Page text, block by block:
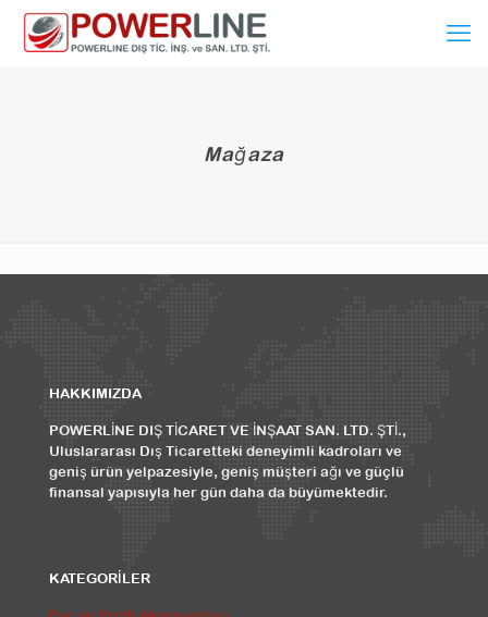
Mağaza
HAKKIMIZDA
POWERLİNE DIŞ TİCARET VE İNŞAAT SAN. LTD. ŞTİ.,
Uluslararası Dış Ticaretteki deneyimli kadroları ve
geniş ürün yelpazesiyle, geniş müşteri ağı ve güçlü
finansal yapısıyla her gün daha da büyümektedir.
KATEGORİLER